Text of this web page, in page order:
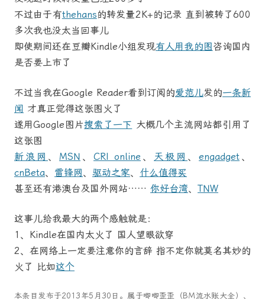
不过由于有thehans的转发量2K+的记录 直到被转了600
多次我也没太当回事儿
即使期间还在豆瓣Kindle小组发现有人用我的图咨询国内
是否要上市了
不过当我在Google Reader看到订阅的爱范儿发的一条新
闻 才真正觉得这张图火了
遂用Google图片搜索了一下 大概几个主流网站都引用了
这张图
新浪网 、 MSN 、 CRI online 、 天极网 、 engadget 、
cnBeta、 雷锋网、 驱动之家、 什么值得买
甚至还有港澳台及国外网站…… 你好台湾、 TNW
这事儿给我最大的两个感触就是：
1、Kindle在国内太火了 国人望眼欲穿
2、在网络上一定要注意你的言辞 指不定你就莫名其妙的
火了 比如这个
本条目发布于2013年5月30日 。属于唧唧歪歪（BM流水账大全） 、